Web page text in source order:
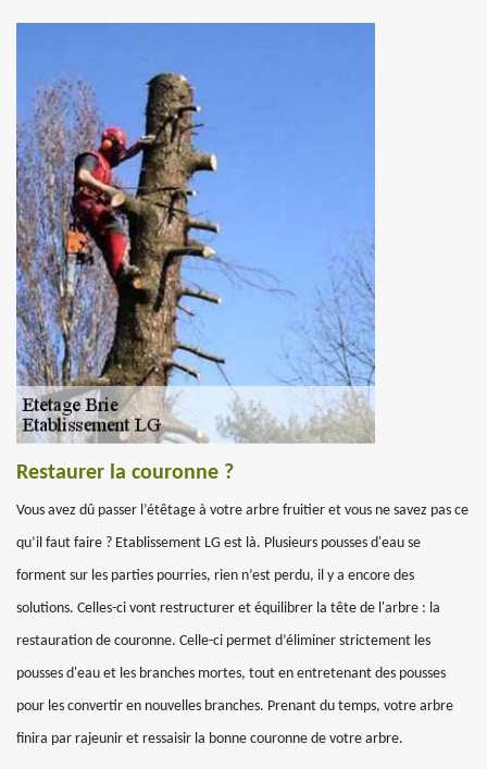
Restaurer la couronne ?
Vous avez dû passer l’étêtage à votre arbre fruitier et vous ne savez pas ce
qu’il faut faire ? Etablissement LG est là. Plusieurs pousses d'eau se
forment sur les parties pourries, rien n’est perdu, il y a encore des
solutions. Celles-ci vont restructurer et équilibrer la tête de l'arbre : la
restauration de couronne. Celle-ci permet d’éliminer strictement les
pousses d'eau et les branches mortes, tout en entretenant des pousses
pour les convertir en nouvelles branches. Prenant du temps, votre arbre
finira par rajeunir et ressaisir la bonne couronne de votre arbre.